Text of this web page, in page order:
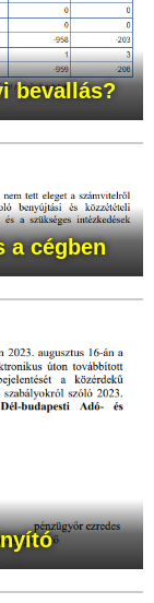
bevallás?
a cégben